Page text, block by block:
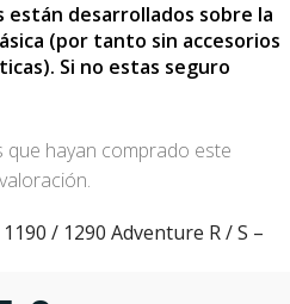
desarrollados sobre la
(por tanto sin accesorios
Si no estas seguro
/ 1290 Adventure R / S –
hayan comprado este